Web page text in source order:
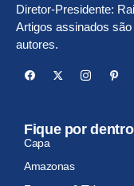
Diretor-Presidente:
Artigos assinados
autores.
Fique por dentro
Capa
Amazonas